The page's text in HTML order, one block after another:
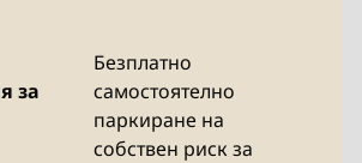
за
Безплатно
самостоятелно
паркиране на
собствен риск за